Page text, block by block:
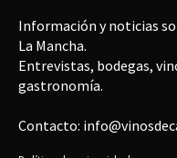
Información y noticias
La Mancha.
Entrevistas, bodegas,
gastronomía.
Contacto: